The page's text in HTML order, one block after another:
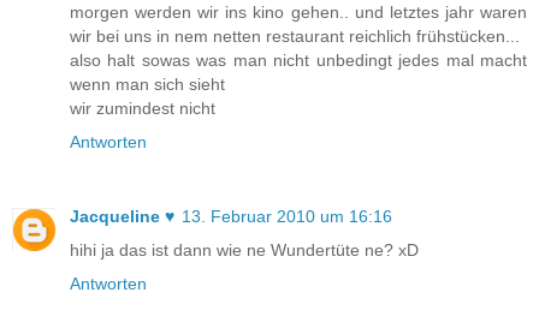
morgen werden wir ins kino gehen.. und letztes jahr waren
wir bei uns in nem netten restaurant reichlich frühstücken...
also halt sowas was man nicht unbedingt jedes mal macht
wenn man sich sieht
wir zumindest nicht
Antworten
Jacqueline ♥ 13. Februar 2010 um 16:16
hihi ja das ist dann wie ne Wundertüte ne? xD
Antworten